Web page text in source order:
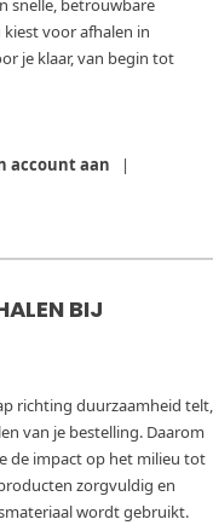
snelle, betrouwbare
voor afhalen in
je klaar, van begin tot
account aan |
BIJ
richting duurzaamheid telt,
van je bestelling. Daarom
de impact op het milieu tot
zorgvuldig en
wordt gebruikt.